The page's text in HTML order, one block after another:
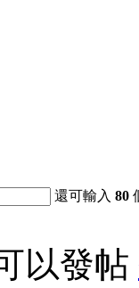
還可輸入80
以發帖